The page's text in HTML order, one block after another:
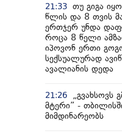
21:33 თუ გიგა
წლის და 8 თვის
ერთჯერ უნდა
როცა 8 წელი
იპოვონ ერთი
სექსუალურად
ავალიანის დედა
21:26
„გვახსოვს
მტერი” -
მიმდინარეობს